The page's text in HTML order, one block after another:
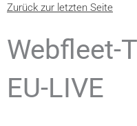
Zurück zur letzten Seite
Webfleet-
EU-LIVE